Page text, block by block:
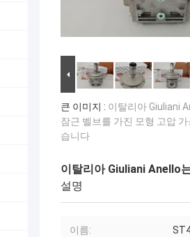
큰 이미지 : 이탈리아 Giuliani
잠근 벨브를 가진 모형 고압
습니다
이탈리아 Giuliani Anello
설명
이름: